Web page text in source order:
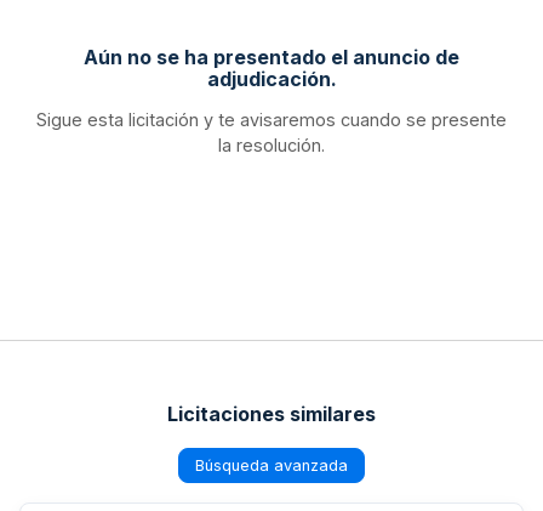
Aún no se ha presentado el anuncio de
adjudicación.
Sigue esta licitación y te avisaremos cuando se presente
la resolución.
Licitaciones similares
Búsqueda avanzada